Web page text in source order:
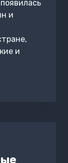
и
и